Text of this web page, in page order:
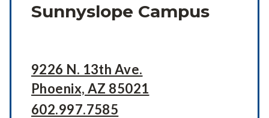
Sunnyslope Campus
9226 N. 13th Ave.
Phoenix, AZ 85021
602.997.7585